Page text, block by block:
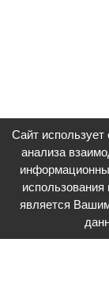
Сайт
анализа
является